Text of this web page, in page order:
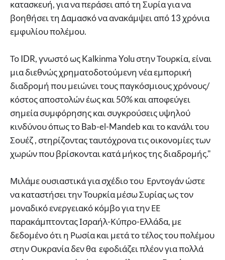
κατασκευή, για να περάσει από τη Συρία για να
βοηθήσει τη Δαμασκό να ανακάμψει από 13 χρόνια
εμφυλίου πολέμου.
Το IDR, γνωστό ως Kalkinma Yolu στην Τουρκία, είναι
μια διεθνώς χρηματοδοτούμενη νέα εμπορική
διαδρομή που μειώνει τους παγκόσμιους χρόνους/
κόστος αποστολών έως και 50% και αποφεύγει
σημεία συμφόρησης και συγκρούσεις υψηλού
κινδύνου όπως το Bab-el-Mandeb και το κανάλι του
Σουέζ , στηρίζοντας ταυτόχρονα τις οικονομίες των
χωρών που βρίσκονται κατά μήκος της διαδρομής."
Μιλάμε ουσιαστικά για σχέδιο του Ερντογάν ώστε
να καταστήσει την Τουρκία μέσω Συρίας ως τον
μοναδικό ενεργειακό κόμβο για την ΕΕ
παρακάμπτοντας Ισραήλ-Κύπρο-Ελλάδα, με
δεδομένο ότι η Ρωσία και μετά το τέλος του πολέμου
στην Ουκρανία δεν θα εφοδιάζει πλέον για πολλά